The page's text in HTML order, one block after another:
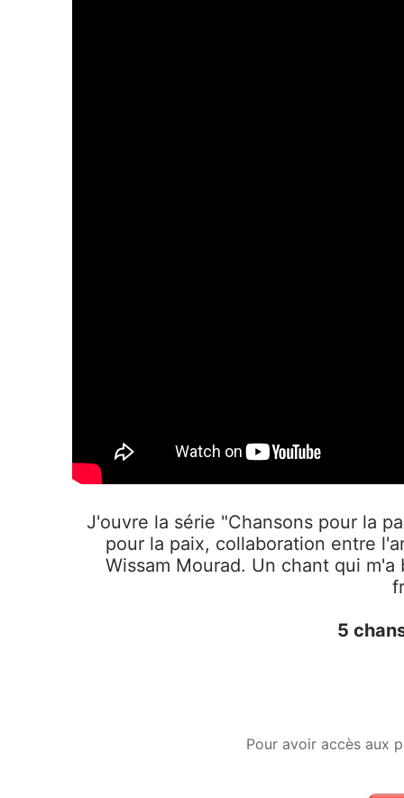
J'ouvre la série "Chansons pour la
pour la paix, collaboration entre
Wissam Mourad. Un chant qui
5
Pour avoir accès aux